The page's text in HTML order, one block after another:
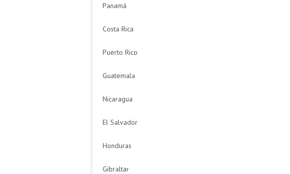
Panamá
Costa Rica
Puerto Rico
Guatemala
Nicaragua
El Salvador
Honduras
Gibraltar